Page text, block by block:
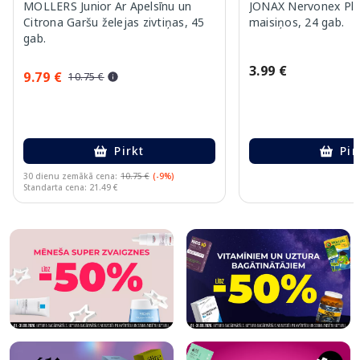
MOLLERS Junior Ar Apelsīnu un
Citrona Garšu želejas zivtiņas, 45
gab.
9.79 € 10.75 €
Pirkt
30 dienu zemākā cena: 10.75 € (-9%)
Standarta cena: 21.49 €
JONAX Nervonex
maisiņos, 24 gab.
3.99 €